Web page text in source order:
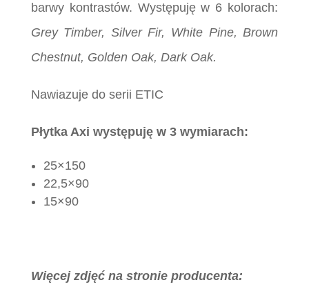
barwy kontrastów. Występuję w 6 kolorach:
Grey Timber, Silver Fir, White Pine, Brown
Chestnut, Golden Oak, Dark Oak.
Nawiazuje do serii ETIC
Płytka Axi występuję w 3 wymiarach:
25×150
22,5×90
15×90
Więcej zdjęć na stronie producenta: